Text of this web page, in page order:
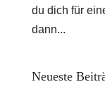
du dich für
dann...
Neueste